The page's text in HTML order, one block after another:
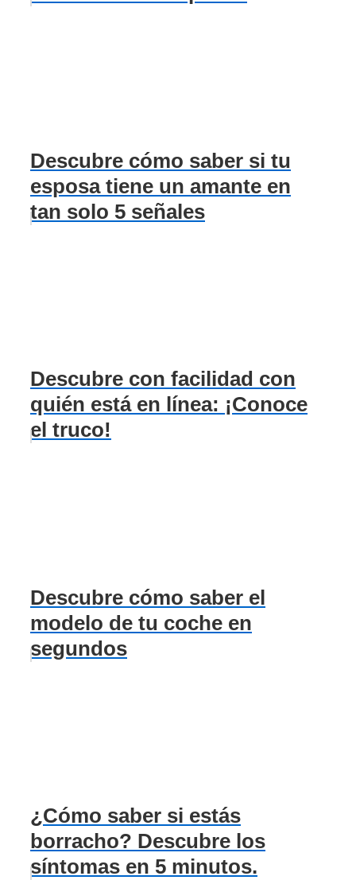
Descubre cómo saber si tu
esposa tiene un amante en
tan solo 5 señales
Descubre con facilidad con
quién está en línea: ¡Conoce
el truco!
Descubre cómo saber el
modelo de tu coche en
segundos
¿Cómo saber si estás
borracho? Descubre los
síntomas en 5 minutos.